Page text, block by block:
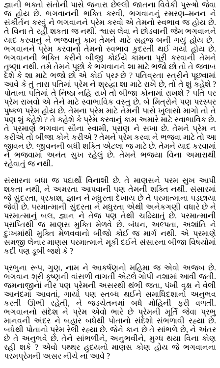
જ્ઞાની ભક્તો સંતોની પાસે જનારા છેલ્લી જાતના વિવેકી પુરૂષો જેવા
જ હોય છે. ભગવાનની ભક્તિ કરવી, ભગવાનનું સ્મરણ–મનન ને
સંકીર્તન કરવું ને ભગવાનને પ્રેમ કરવો એ તેમનો સ્વભાવ જ હોય છે.
તે વિના તે રહી શકતા જ નથી. શ્વાસ લેવા ને છોડવાની જેમ ભગવાનને
યાદ કરવાનું ને ભજવાનું કામ તેમને માટે સહજ બની ગયું હોય છે.
ભગવાનને પ્રેમ કરવાનો તેમનો સ્વભાવ કુદરતી થઈ ગયો હોય છે.
ભગવાનની ભક્તિ કરીને બીજી કોઈયે કામના પૂરી કરવાની તેમને
તૃષ્ણા નથી. તમે તેમને પૂછો કે ભગવાનને શા માટે ભજો છો તો તે જવાબ
દેશે કે શા માટે ભજો છો એ કોઈ પ્રશ્ન છે ? પતિવ્રતા સ્ત્રીને પૂછવામાં
આવે કે તું તારા પતિમાં પ્રેમ ને શ્રદ્ધા શા માટે રાખે છે, તો તે શું કહેશે ?
પોતાના પતિમાં તે નિષ્ઠા નહિ રાખે તો બીજા કોનામાં રાખશે ? પતિ પર
પ્રેમ રાખવો એ તેને માટે સ્વાભાવિક વસ્તુ છે. બે મિત્રોને પણ પરસ્પર
પુષ્કળ પ્રેમ હોય છે. તેમના પ્રેમ માટે તેમની પાસે ખુલાસો માગો તો તે
પણ શું કહેશે ? તે કહેશે કે પ્રેમ કરવાનું કામ અમારે માટે સ્વાભાવિક છે.
તે પ્રમાણે ભગવાન સૌના સ્વામી, પ્રાણ ને સખા છે. તેમને પ્રેમ ન
કરીએ તો બીજા કોને કરીએ ? તેમને પ્રેમ કરવા ને ભજવા માટે તો આ
જીવન છે. જીવનની બધી શક્તિ એટલા જ માટે છે. તેમને યાદ કરવામાં
ને ભજવામાં અનંત સુખ રહેલું છે. તેમને ભજ્યા વિના અમારાથી
રહેવાતું જ નથી.
સંસારના બધા જ પદાર્થો વિનાશી છે. તે માણસને પરમ સુખ આપી
શકતા નથી, ને અમરતા આપવાની પણ તેમની શક્તિ નથી. સંસારમાં
જે સુંદરતા, પ્રકાશ, જ્ઞાન ને મધુરતા દેખાય છે તે પરમાત્માના પડછાયા
જેવી છે. પરમાત્માની સુંદરતા ને મધુરતા એથી અનેકગણી વધારે છે ને
પરમાત્માનું બલ, જ્ઞાન ને તેજ પણ તેથી ચઢિયાતું છે. પરમાત્માની
પ્રાપ્તિથી જ માણસ મુક્તિ મેળવે છે. બંધન, અલ્પતા, અશાંતિ ને
દુઃખમાંથી મુક્તિ મેળવવાનો બીજો કોઈ જ માર્ગ નથી. એ પ્રમાણે
સમજી લેનાર માણસ પરમાત્માને મૂકી દઈને સંસારના બીજા વિષયોમાં
કદી પણ ડૂબી જશે કે ?
પ્રભુના રૂપ, ગુણ, નામ ને આકર્ષણનો મહિમા જ એવો અજબ છે.
ભગવાન શ્રી કૃષ્ણની વાંસળી વાગતી એટલે ગોપી નશામાં આવી જતી.
જમનાજીનાં નીર પણ પ્રેમની અસરથી થંભી જતા, પંખી વૃક્ષ ને વેલી
આનંદમાં આવતાં, ગાયો પણ સ્તબ્ધ થઈને સમાધિદશાનો અનુભવ
કરતી ઊભી રહેતી, ને જડચેતનમાં બધે મોહિની ફરી વળતી.
ભગવાનનો સંદેશ ને પ્રેમ એવો ભારે છે પ્રેમની મૂર્તિ જેવા પ્રભુ
માનવની અંદર ને બહાર બધેથી પોતાનો સંદેશો સંભળાવી રહ્યા છે.
બધેથી પોતાનો પ્રેમ રેલી રહ્યા છે. જેને કાન છે તે સાંભળે છે, ને અંતર
છે તે અનુભવે છે. તેને સાંભળીને, અનુભવીને, મુગ્ધ થયા વિના કોણ
રહી શકે ? એવો પથ્થર હૃદયનો માણસ કોણ હોય જે ભગવાનના
પરમપ્રેમની અસર નીચે ના આવે ?